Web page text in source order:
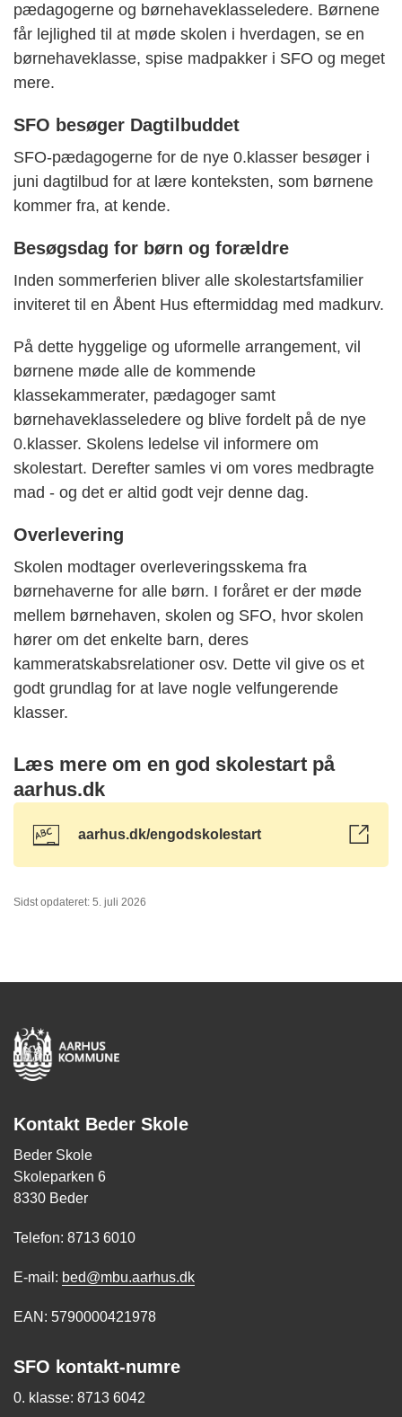
pædagogerne og børnehaveklasseledere. Børnene
får lejlighed til at møde skolen i hverdagen, se en
børnehaveklasse, spise madpakker i SFO og meget
mere.
SFO besøger Dagtilbuddet
SFO-pædagogerne for de nye 0.klasser besøger i
juni dagtilbud for at lære konteksten, som børnene
kommer fra, at kende.
Besøgsdag for børn og forældre
Inden sommerferien bliver alle skolestartsfamilier
inviteret til en Åbent Hus eftermiddag med madkurv.
På dette hyggelige og uformelle arrangement, vil
børnene møde alle de kommende
klassekammerater, pædagoger samt
børnehaveklasseledere og blive fordelt på de nye
0.klasser. Skolens ledelse vil informere om
skolestart. Derefter samles vi om vores medbragte
mad - og det er altid godt vejr denne dag.
Overlevering
Skolen modtager overleveringsskema fra
børnehaverne for alle børn. I foråret er der møde
mellem børnehaven, skolen og SFO, hvor skolen
hører om det enkelte barn, deres
kammeratskabsrelationer osv. Dette vil give os et
godt grundlag for at lave nogle velfungerende
klasser.
Læs mere om en god skolestart på
aarhus.dk
aarhus.dk/engodskolestart
Sidst opdateret: 5. juli 2026
Kontakt Beder Skole
Beder Skole
Skoleparken 6
8330 Beder
Telefon: 8713 6010
E-mail: bed@mbu.aarhus.dk
EAN: 5790000421978
SFO kontakt-numre
0. klasse: 8713 6042